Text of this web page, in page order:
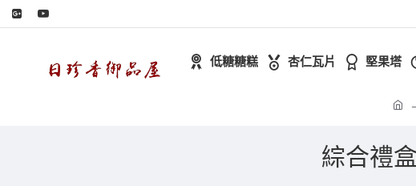
低糖糖糕 杏仁瓦片 堅果塔
綜合禮